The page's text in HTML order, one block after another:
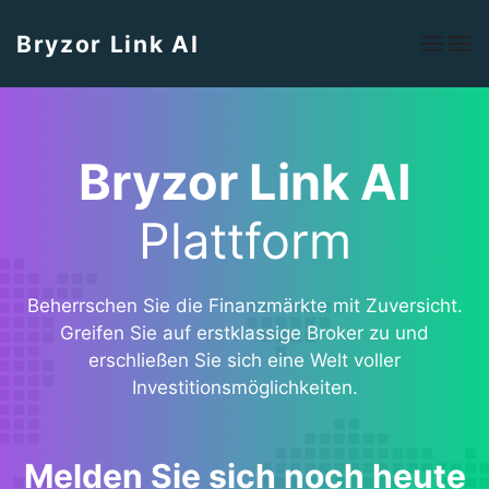
Bryzor Link AI
Bryzor Link AI
Plattform
Beherrschen Sie die Finanzmärkte mit Zuversicht.
Greifen Sie auf erstklassige Broker zu und
erschließen Sie sich eine Welt voller
Investitionsmöglichkeiten.
Melden Sie sich noch heute